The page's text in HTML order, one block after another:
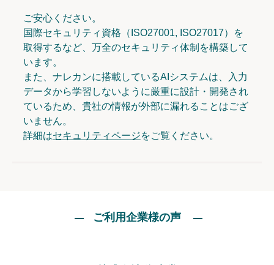
ご安心ください。
国際セキュリティ資格（ISO27001, ISO27017）を
取得するなど、万全のセキュリティ体制を構築して
います。
また、ナレカンに搭載しているAIシステムは、入力
データから学習しないように厳重に設計・開発され
ているため、貴社の情報が外部に漏れることはござ
いません。
詳細はセキュリティページをご覧ください。
ご利用企業様の声